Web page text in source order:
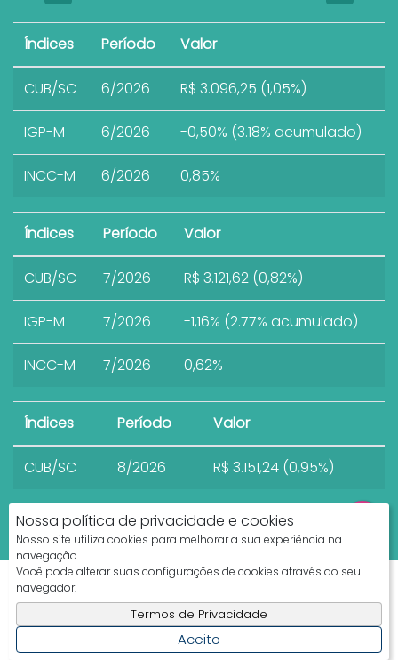
Nossa política de privacidade e cookies
Nosso site utiliza cookies para melhorar a sua experiência na
navegação.
Você pode alterar suas configurações de cookies através do seu
navegador.
Termos de Privacidade
Aceito
Índices Período Valor
CUB/SC 6/2026 R$ 3.096,25 (1,05%)
IGP-M 6/2026 -0,50% (3.18% acumulado)
INCC-M 6/2026 0,85%
Índices Período Valor
CUB/SC 7/2026 R$ 3.121,62 (0,82%)
IGP-M 7/2026 -1,16% (2.77% acumulado)
INCC-M 7/2026 0,62%
Índices Período Valor
CUB/SC 8/2026 R$ 3.151,24 (0,95%)
Apresenta.me ~ Plataforma Imobiliária
Copyright © 2026 ~ 0.0000s